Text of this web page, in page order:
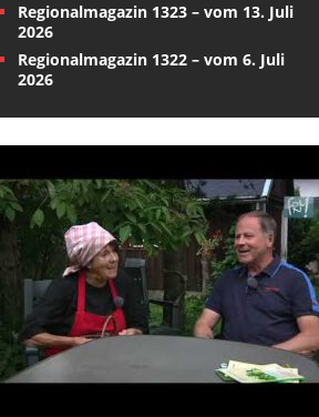
Regionalmagazin 1323 – vom 13. Juli
2026
Regionalmagazin 1322 – vom 6. Juli
2026